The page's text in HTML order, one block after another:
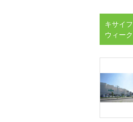
キサイ
ウィー